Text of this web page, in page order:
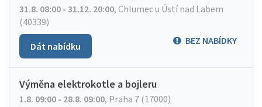
31.8. 08:00 - 31.12. 20:00, Chlumec u Ústí nad Labem
(40339)
BEZ NABÍDKY
Dát nabídku
Výměna elektrokotle a bojleru
1.8. 09:00 - 28.8. 09:00, Praha 7 (17000)